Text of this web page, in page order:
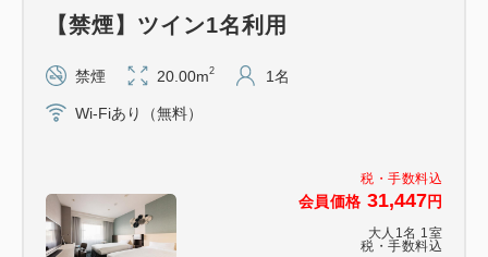
税・手数料込
会員価格 31,447円
大人 1 名 1 室
税・手数料込
【禁煙】ツイン1名利用
禁煙 20.00m2 1名
Wi-Fiあり（無料）